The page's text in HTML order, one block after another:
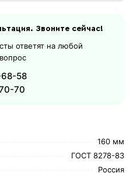
160 мм
ГОСТ 8278-83
Россия
Звоните сейчас!
ответят на любой
58
70